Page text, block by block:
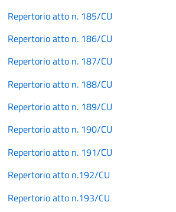
Repertorio atto n. 185/CU
Repertorio atto n. 186/CU
Repertorio atto n. 187/CU
Repertorio atto n. 188/CU
Repertorio atto n. 189/CU
Repertorio atto n. 190/CU
Repertorio atto n. 191/CU
Repertorio atto n.192/CU
Repertorio atto n.193/CU